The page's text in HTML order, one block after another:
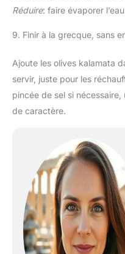
Réduire: faire évaporer
9. Finir à la grecque, sans
Ajoute les olives kalamata
servir, juste pour les
pincée de sel si
de caractère.